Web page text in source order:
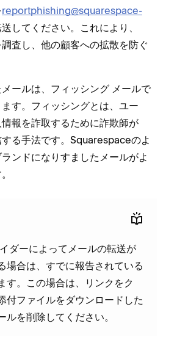
reportphishing@squarespace-
してください⁠。これにより⁠、
査し⁠、他の顧客への拡散を防ぐ
ールは⁠、フ⁠ィ⁠ッシング メ⁠ールで
す⁠。フ⁠ィ⁠ッシングとは⁠、ユ⁠ー
報を詐取するために詐欺師が
る手法です⁠。Squarespaceのよ
ンドになりすましたメ⁠ールがよ
ダ⁠ーによ⁠ってメ⁠ールの転送が
場合は⁠、すでに報告されている
す⁠。この場合は⁠、リンクをク
付フ⁠ァイルをダウンロ⁠ードした
ルを削除してください⁠。